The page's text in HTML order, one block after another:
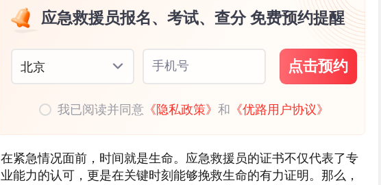
应急救援员报名、考试、查分 免费预约提醒
北京 手机号 点击预约
我已阅读并同意 《隐私政策》和 《优路用户协议》
在紧急情况面前，时间就是生命。应急救援员的证书不仅代表了专
业能力的认可，更是在关键时刻能够挽救生命的有力证明。那么，